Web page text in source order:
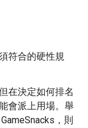
符合的硬性規
在決定如何排名
會派上用場。舉
，則